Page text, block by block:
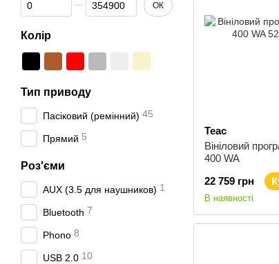
Teac
Вініловий
400 WA
22 759 грн
В наявності
ОК
Колір
Тип приводу
Пасіковий (ремінний) 45
Прямий 5
Роз'єми
AUX (3.5 для наушников) 1
Bluetooth 7
Phono 8
USB 2.0 10